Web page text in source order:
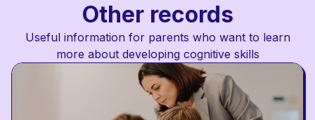
Other records
Useful information for parents who want to learn
more about developing cognitive skills